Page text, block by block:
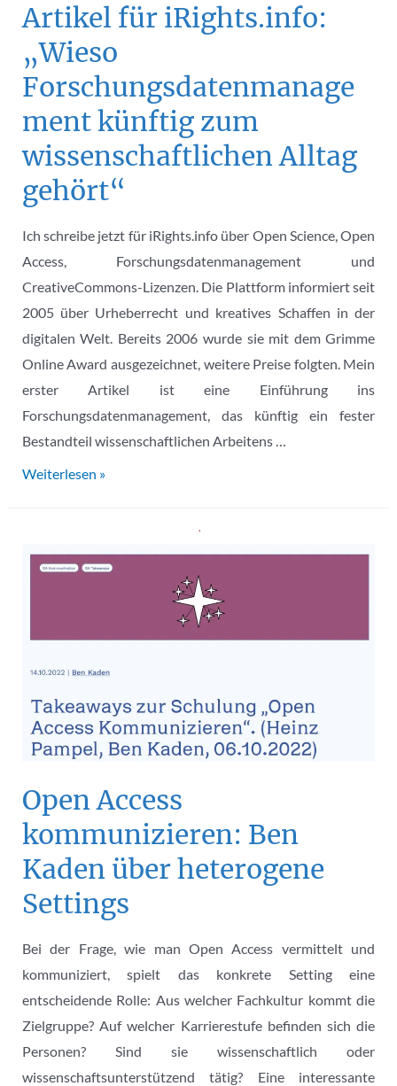
Artikel für iRights.info:
„Wieso
Forschungsdatenmanage
ment künftig zum
wissenschaftlichen Alltag
gehört“
Ich schreibe jetzt für iRights.info über Open Science, Open
Access, Forschungsdatenmanagement und
CreativeCommons-Lizenzen. Die Plattform informiert seit
2005 über Urheberrecht und kreatives Schaffen in der
digitalen Welt. Bereits 2006 wurde sie mit dem Grimme
Online Award ausgezeichnet, weitere Preise folgten. Mein
erster Artikel ist eine Einführung ins
Forschungsdatenmanagement, das künftig ein fester
Bestandteil wissenschaftlichen Arbeitens …
Artikel
„Wieso
Forschungsdatenmanagement
Alltag
gehört“
Weiterlesen »
Open Access
kommunizieren: Ben
Kaden über heterogene
Settings
Bei der Frage, wie man Open Access vermittelt und
kommuniziert, spielt das konkrete Setting eine
entscheidende Rolle: Aus welcher Fachkultur kommt die
Zielgruppe? Auf welcher Karrierestufe befinden sich die
Personen? Sind sie wissenschaftlich oder
wissenschaftsunterstützend tätig? Eine interessante